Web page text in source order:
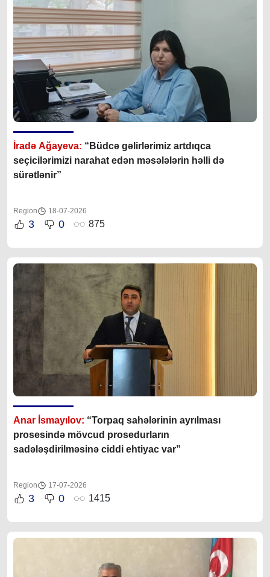
İradə Ağayeva: “Büdcə gəlirlərimiz artdıqca
seçicilərimizi narahat edən məsələlərin həlli də
sürətlənir”
Region 18-07-2026
3 0 875
Anar İsmayılov: “Torpaq sahələrinin ayrılması
prosesində mövcud prosedurların
sadələşdirilməsinə ciddi ehtiyac var”
Region 17-07-2026
3 0 1415